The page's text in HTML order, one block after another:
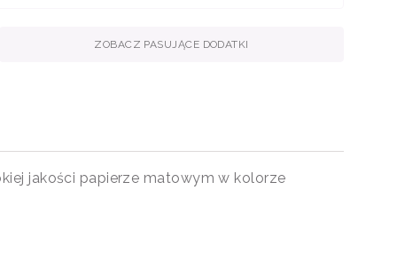
ZOBACZ PASUJĄCE DODATKI
jakości papierze matowym w kolorze